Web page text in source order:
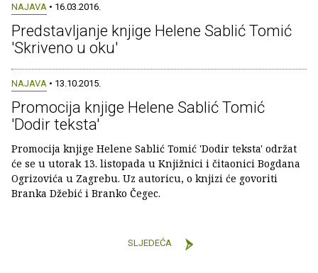
NAJAVA • 16.03.2016.
Predstavljanje knjige Helene Sablić Tomić
'Skriveno u oku'
NAJAVA • 13.10.2015.
Promocija knjige Helene Sablić Tomić
'Dodir teksta'
Promocija knjige Helene Sablić Tomić 'Dodir teksta' održat
će se u utorak 13. listopada u Knjižnici i čitaonici Bogdana
Ogrizovića u Zagrebu. Uz autoricu, o knjizi će govoriti
Branka Džebić i Branko Čegec.
SLJEDEĆA